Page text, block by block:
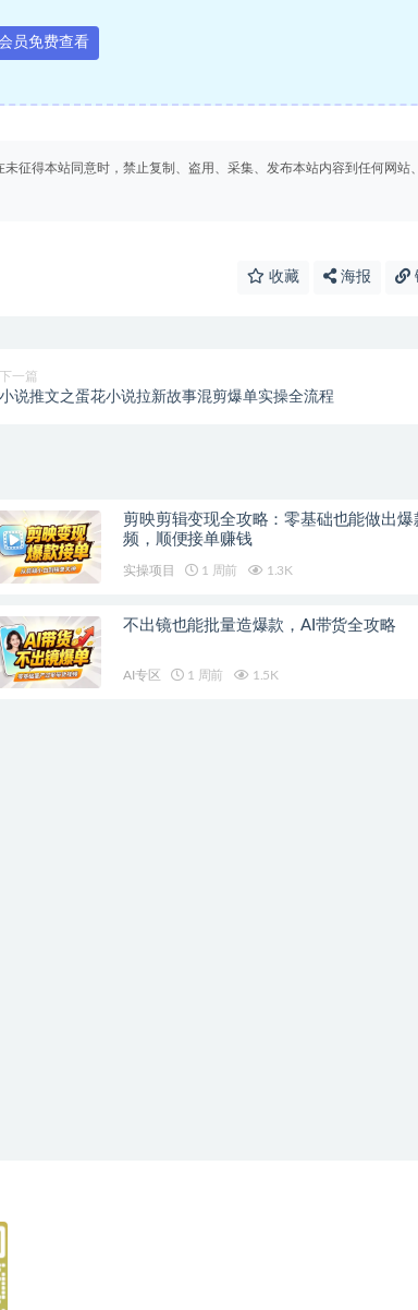
员免费查看
征得本站同意时，禁止复制、盗用、采集、发布本站内容到任何网站
收藏 海报
下一篇
小说推文之蛋花小说拉新故事混剪爆单实操全流程
剪映剪辑变现全攻略：零基础也能做出爆
频，顺便接单赚钱
实操项目 1 周前 1.3K
不出镜也能批量造爆款，AI带货全攻略
AI专区 1 周前 1.5K